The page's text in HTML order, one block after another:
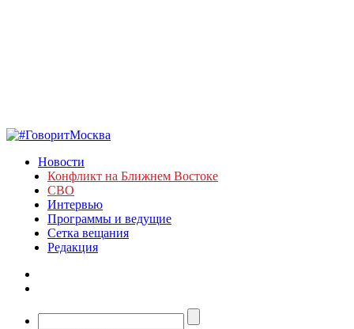
Новости
Конфликт на Ближнем Востоке
СВО
Интервью
Программы и ведущие
Сетка вещания
Редакция